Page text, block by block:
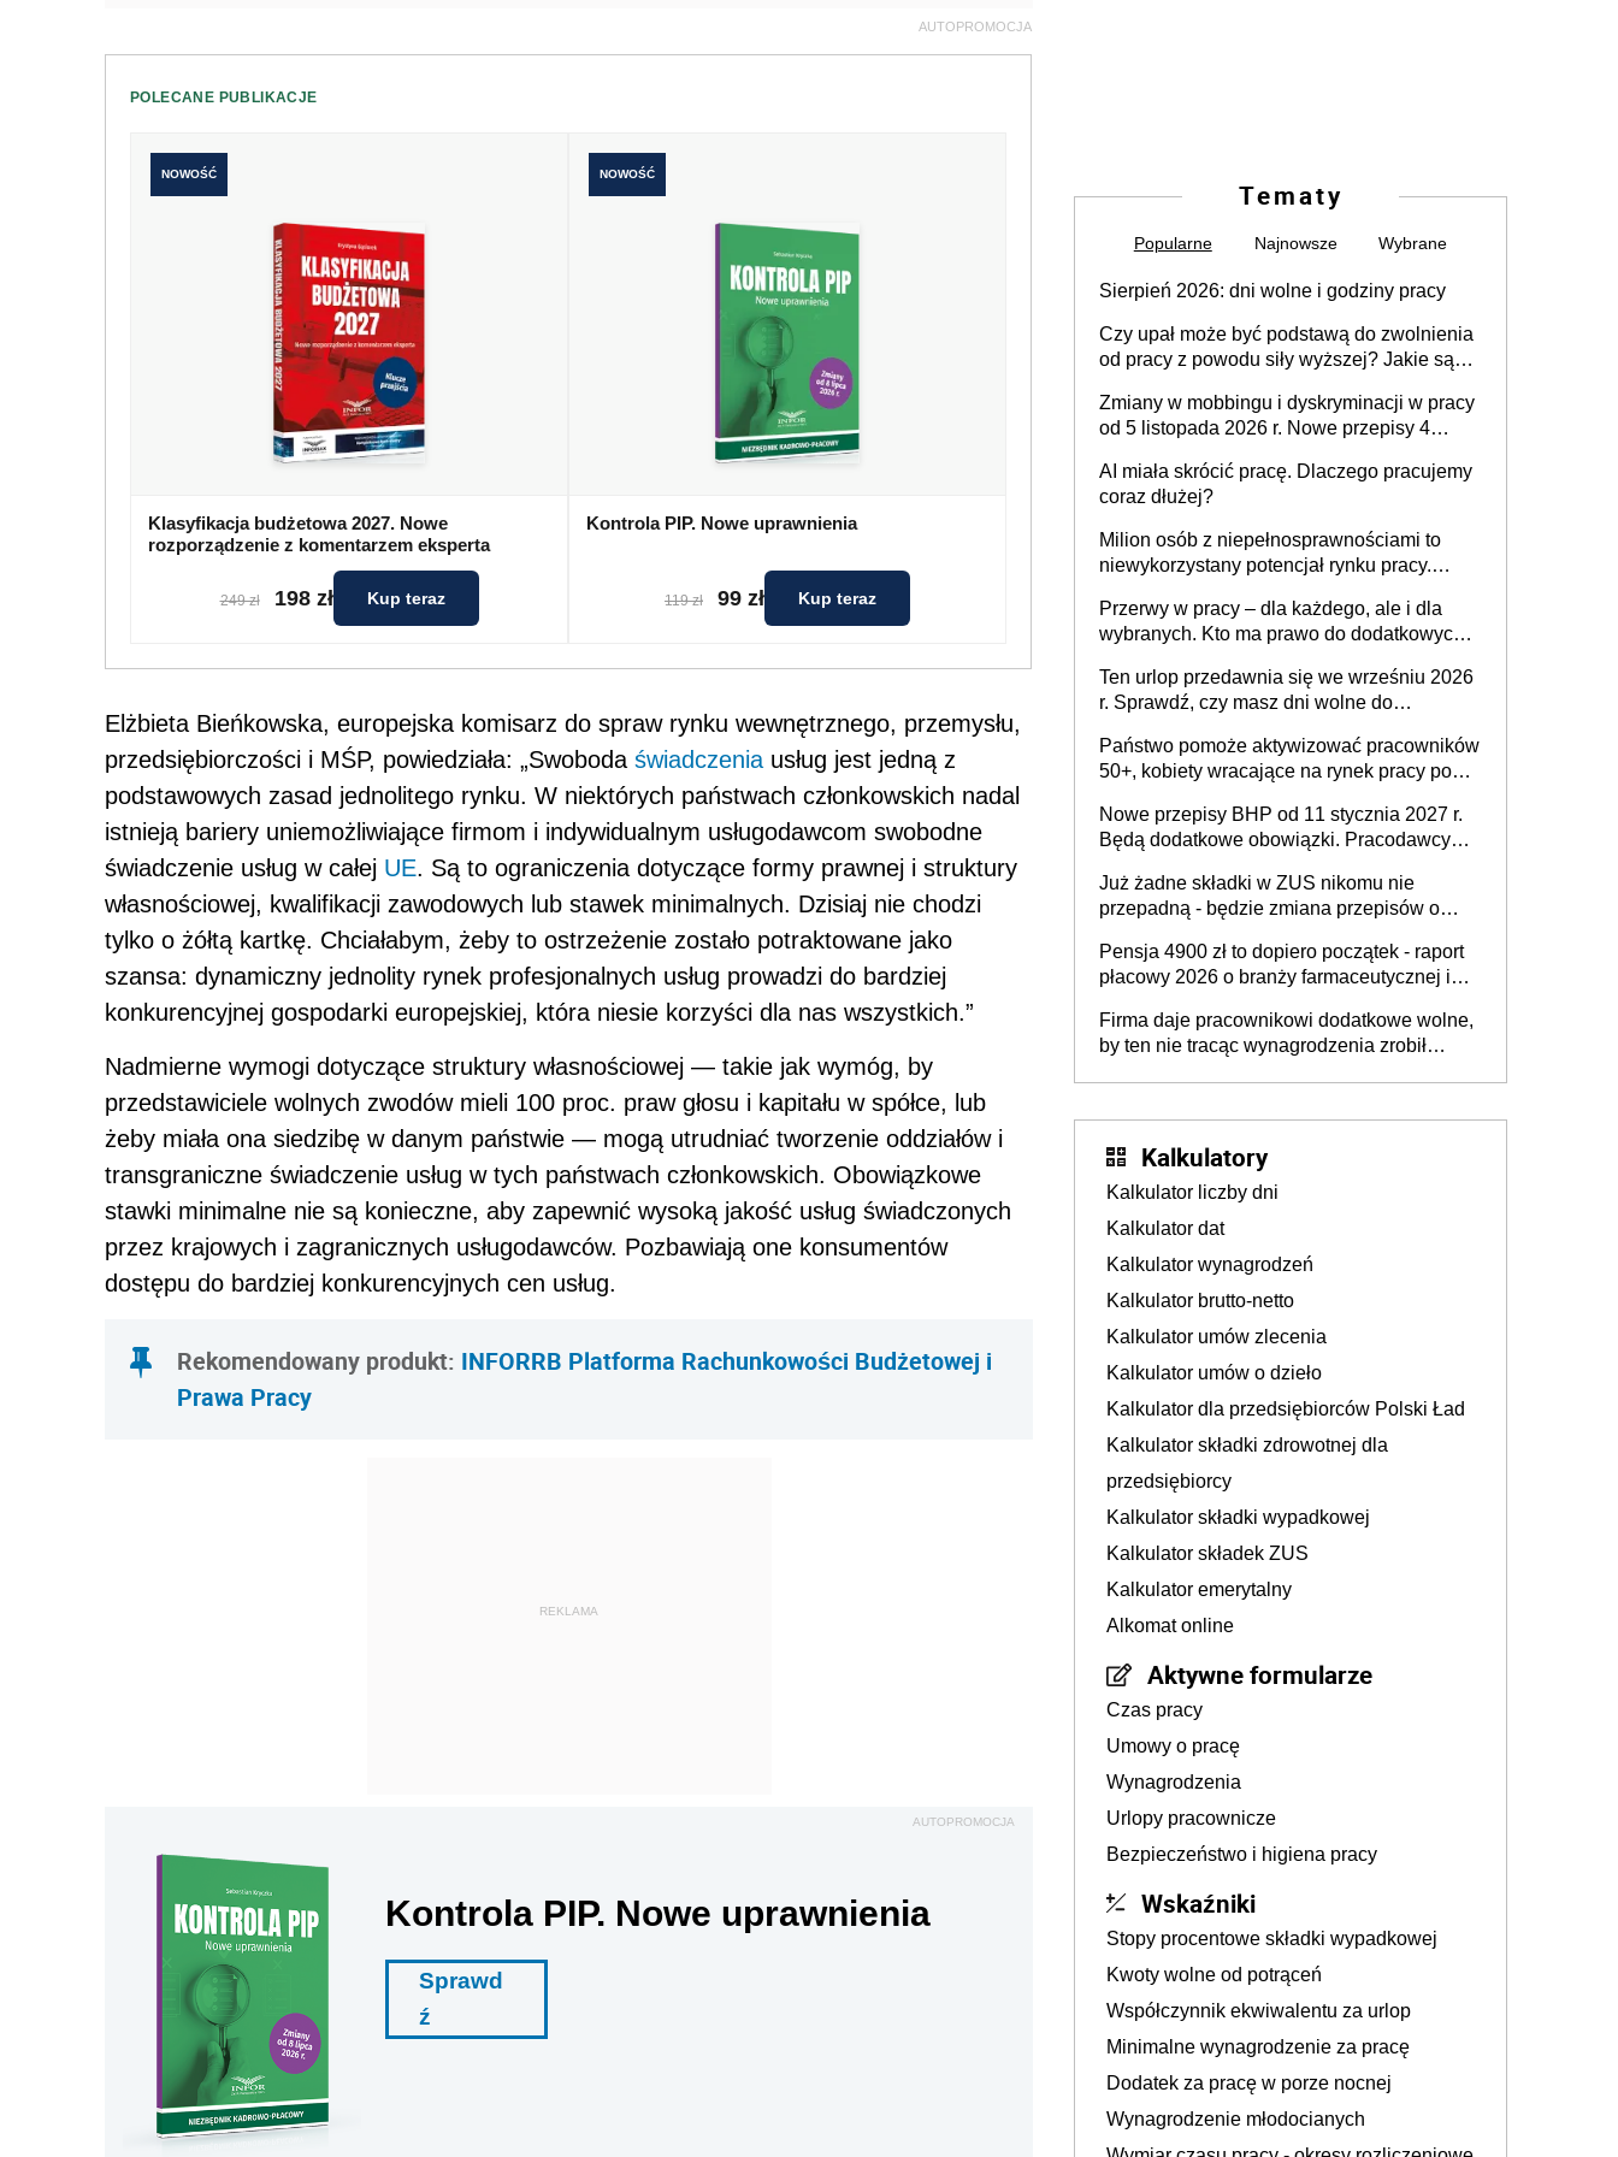
AUTOPROMOCJA
POLECANE PUBLIKACJE
NOWOŚĆ
Klasyfikacja budżetowa 2027. Nowe
rozporządzenie z komentarzem eksperta
249 zł 198 zł Kup teraz
NOWOŚĆ
Kontrola PIP. Nowe uprawnienia
119 zł 99 zł Kup teraz
Elżbieta Bieńkowska, europejska komisarz do spraw rynku wewnętrznego, przemysłu,
przedsiębiorczości i MŚP, powiedziała: „Swoboda świadczenia usług jest jedną z
podstawowych zasad jednolitego rynku. W niektórych państwach członkowskich nadal
istnieją bariery uniemożliwiające firmom i indywidualnym usługodawcom swobodne
świadczenie usług w całej UE. Są to ograniczenia dotyczące formy prawnej i struktury
własnościowej, kwalifikacji zawodowych lub stawek minimalnych. Dzisiaj nie chodzi
tylko o żółtą kartkę. Chciałabym, żeby to ostrzeżenie zostało potraktowane jako
szansa: dynamiczny jednolity rynek profesjonalnych usług prowadzi do bardziej
konkurencyjnej gospodarki europejskiej, która niesie korzyści dla nas wszystkich.”
Nadmierne wymogi dotyczące struktury własnościowej — takie jak wymóg, by
przedstawiciele wolnych zwodów mieli 100 proc. praw głosu i kapitału w spółce, lub
żeby miała ona siedzibę w danym państwie — mogą utrudniać tworzenie oddziałów i
transgraniczne świadczenie usług w tych państwach członkowskich. Obowiązkowe
stawki minimalne nie są konieczne, aby zapewnić wysoką jakość usług świadczonych
przez krajowych i zagranicznych usługodawców. Pozbawiają one konsumentów
dostępu do bardziej konkurencyjnych cen usług.
Rekomendowany produkt: INFORRB Platforma Rachunkowości Budżetowej i
Prawa Pracy
REKLAMA
AUTOPROMOCJA
Kontrola PIP. Nowe uprawnienia
Sprawd
ź
Tematy
Popularne Najnowsze Wybrane
Sierpień 2026: dni wolne i godziny pracy
Czy upał może być podstawą do zwolnienia
od pracy z powodu siły wyższej? Jakie są
Zmiany w mobbingu i dyskryminacji w pracy
od 5 listopada 2026 r. Nowe przepisy 4
Ustaw
AI miała skrócić pracę. Dlaczego pracujemy
coraz dłużej?
Milion osób z niepełnosprawnościami to
niewykorzystany potencjał rynku pracy.
dofinansowań czy refundacji, ale bariery po
stronie systemu i świadomości
pracodawców [WYWIAD]
Przerwy w pracy – dla każdego, ale i dla
wybranych. Kto ma prawo do dodatkowych
Ten urlop przedawnia się we wrześniu 2026
r. Sprawdź, czy masz dni wolne do
Państwo pomoże aktywizować pracowników
50+, kobiety wracające na rynek pracy po
osoby neuroatypowe. Powstanie Fundusz
na rzecz Inkluzywności w Zatrudnianiu?
Nowe przepisy BHP od 11 stycznia 2027 r.
Będą dodatkowe obowiązki. Pracodawcy
Już żadne składki w ZUS nikomu nie
przepadną - będzie zmiana przepisów o
ubezpieczeniom społecznym
Pensja 4900 zł to dopiero początek - raport
płacowy 2026 o branży farmaceutycznej i
Firma daje pracownikowi dodatkowe wolne,
by ten nie tracąc wynagrodzenia zrobił
Kalkulatory
Kalkulator liczby dni
Kalkulator dat
Kalkulator wynagrodzeń
Kalkulator brutto-netto
Kalkulator umów zlecenia
Kalkulator umów o dzieło
Kalkulator dla przedsiębiorców Polski Ład
Kalkulator składki zdrowotnej dla
przedsiębiorcy
Kalkulator składki wypadkowej
Kalkulator składek ZUS
Kalkulator emerytalny
Alkomat online
Aktywne formularze
Czas pracy
Umowy o pracę
Wynagrodzenia
Urlopy pracownicze
Bezpieczeństwo i higiena pracy
Wskaźniki
Stopy procentowe składki wypadkowej
Kwoty wolne od potrąceń
Współczynnik ekwiwalentu za urlop
Minimalne wynagrodzenie za pracę
Dodatek za pracę w porze nocnej
Wynagrodzenie młodocianych